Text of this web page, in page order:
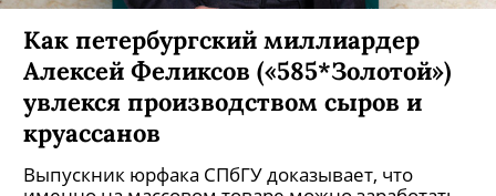
Как петербургский миллиардер
Алексей Феликсов («585*Золотой»)
увлекся производством сыров и
круассанов